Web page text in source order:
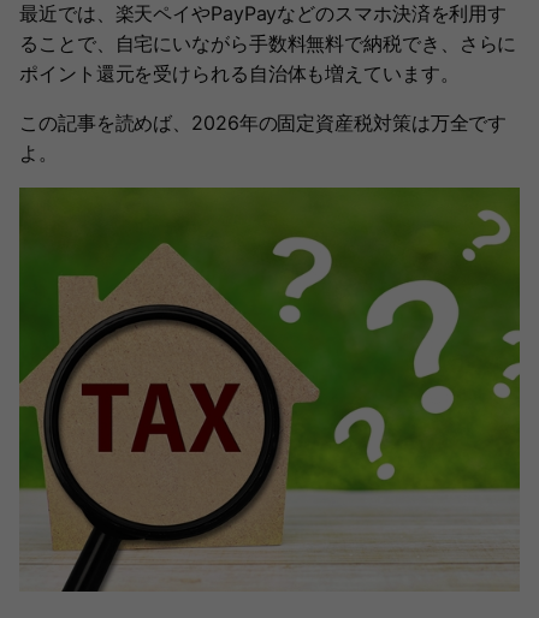
最近では、楽天ペイやPayPayなどのスマホ決済を利用す
ることで、自宅にいながら手数料無料で納税でき、さらに
ポイント還元を受けられる自治体も増えています。
この記事を読めば、2026年の固定資産税対策は万全です
よ。